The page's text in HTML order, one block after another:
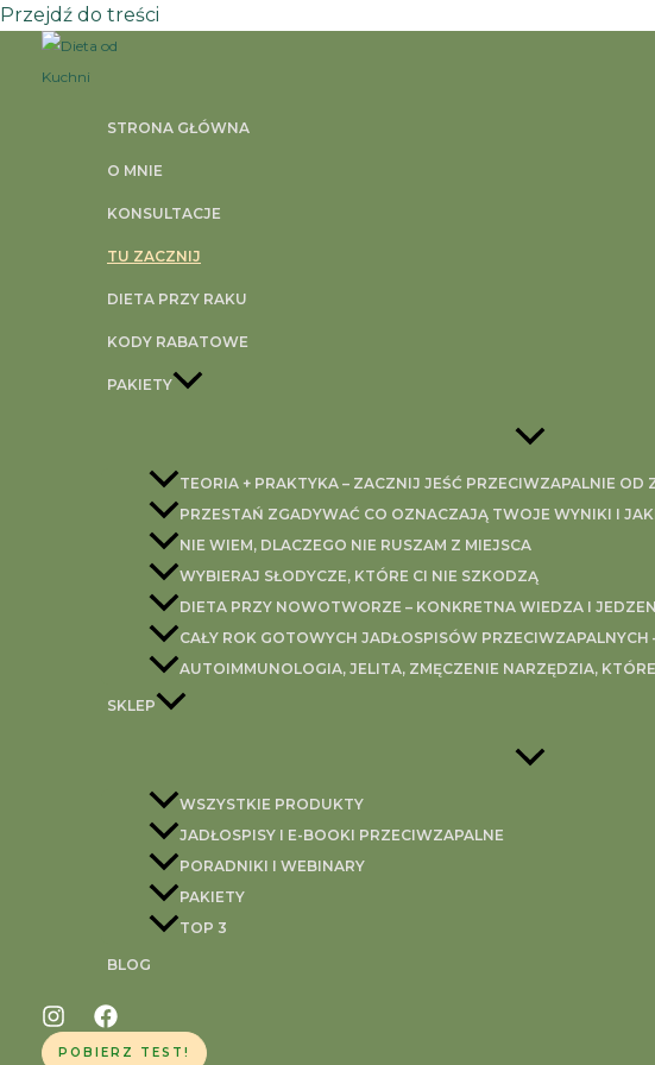
Przejdź do treści
STRONA GŁÓWNA
O MNIE
KONSULTACJE
TU ZACZNIJ
DIETA PRZY RAKU
KODY RABATOWE
PAKIETY
TEORIA + PRAKTYKA – ZACZNIJ JEŚĆ PRZECIWZAPALNIE OD
PRZESTAŃ ZGADYWAĆ CO OZNACZAJĄ TWOJE WYNIKI I
NIE WIEM, DLACZEGO NIE RUSZAM Z MIEJSCA
WYBIERAJ SŁODYCZE, KTÓRE CI NIE SZKODZĄ
DIETA PRZY NOWOTWORZE – KONKRETNA WIEDZA I
CAŁY ROK GOTOWYCH JADŁOSPISÓW PRZECIWZAPALNYCH
AUTOIMMUNOLOGIA, JELITA, ZMĘCZENIE NARZĘDZIA,
SKLEP
WSZYSTKIE PRODUKTY
JADŁOSPISY I E-BOOKI PRZECIWZAPALNE
PORADNIKI I WEBINARY
PAKIETY
TOP 3
BLOG
POBIERZ TEST!